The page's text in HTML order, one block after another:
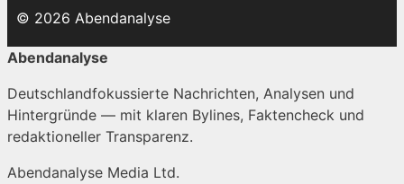
© 2026 Abendanalyse
Abendanalyse
Deutschlandfokussierte Nachrichten, Analysen und
Hintergründe — mit klaren Bylines, Faktencheck und
redaktioneller Transparenz.
Abendanalyse Media Ltd.